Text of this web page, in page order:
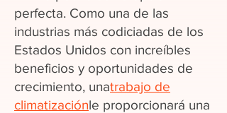
perfecta. Como una de las
industrias más codiciadas de los
Estados Unidos con increíbles
beneficios y oportunidades de
crecimiento, unatrabajo de
climatizaciónle proporcionará una